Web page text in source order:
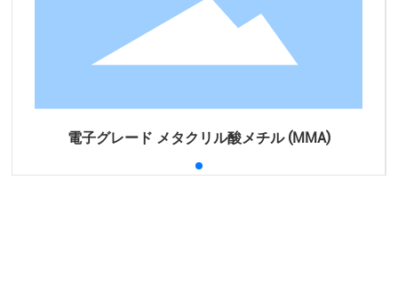
電子グレード メタクリル酸メチル (MMA)